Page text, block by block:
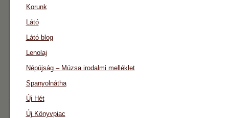
Korunk
Látó
Látó blog
Lenolaj
Népújság – Múzsa irodalmi melléklet
Spanyolnátha
Új Hét
Új Könyvpiac